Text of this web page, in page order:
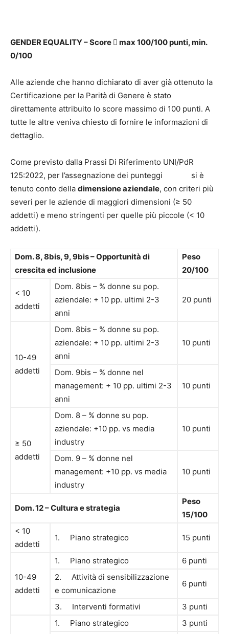
GENDER EQUALITY – Score  max 100/100 punti, min.
0/100
Alle aziende che hanno dichiarato di aver già ottenuto la
Certificazione per la Parità di Genere è stato
direttamente attribuito lo score massimo di 100 punti. A
tutte le altre veniva chiesto di fornire le informazioni di
dettaglio.
Come previsto dalla Prassi Di Riferimento UNI/PdR
125:2022, per l’assegnazione dei punteggi si è
tenuto conto della dimensione aziendale, con criteri più
severi per le aziende di maggiori dimensioni (≥ 50
addetti) e meno stringenti per quelle più piccole (< 10
addetti).
Dom. 8, 8bis, 9, 9bis – Opportunità di
crescita ed inclusione
Peso
20/100
< 10
addetti
Dom. 8bis – % donne su pop.
aziendale: + 10 pp. ultimi 2-3
anni
20 punti
10-49
addetti
Dom. 8bis – % donne su pop.
aziendale: + 10 pp. ultimi 2-3
anni
10 punti
Dom. 9bis – % donne nel
management: + 10 pp. ultimi 2-3
anni
10 punti
≥ 50
addetti
Dom. 8 – % donne su pop.
aziendale: +10 pp. vs media
industry
10 punti
Dom. 9 – % donne nel
management: +10 pp. vs media
industry
10 punti
Dom. 12 – Cultura e strategia
Peso
15/100
< 10
addetti
1. Piano strategico 15 punti
10-49
addetti
1. Piano strategico
6 punti
2. Attività di sensibilizzazione
e comunicazione
6 punti
3. Interventi formativi 3 punti
1. Piano strategico
3 punti